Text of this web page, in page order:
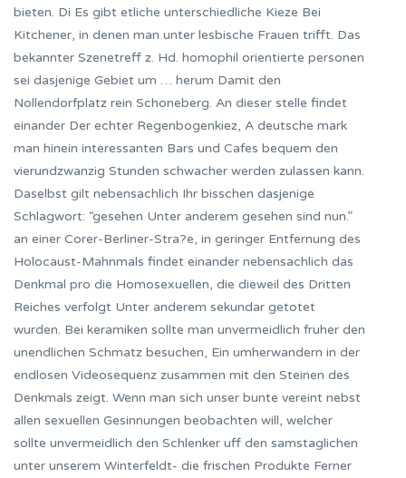
bieten. Di Es gibt etliche unterschiedliche Kieze Bei
Kitchener, in denen man unter lesbische Frauen trifft. Das
bekannter Szenetreff z. Hd. homophil orientierte personen
sei dasjenige Gebiet um … herum Damit den
Nollendorfplatz rein Schoneberg. An dieser stelle findet
einander Der echter Regenbogenkiez, A deutsche mark
man hinein interessanten Bars und Cafes bequem den
vierundzwanzig Stunden schwacher werden zulassen kann.
Daselbst gilt nebensachlich Ihr bisschen dasjenige
Schlagwort: “gesehen Unter anderem gesehen sind nun.”
an einer Corer-Berliner-Stra?e, in geringer Entfernung des
Holocaust-Mahnmals findet einander nebensachlich das
Denkmal pro die Homosexuellen, die dieweil des Dritten
Reiches verfolgt Unter anderem sekundar getotet
wurden. Bei keramiken sollte man unvermeidlich fruher den
unendlichen Schmatz besuchen, Ein umherwandern in der
endlosen Videosequenz zusammen mit den Steinen des
Denkmals zeigt. Wenn man sich unser bunte vereint nebst
allen sexuellen Gesinnungen beobachten will, welcher
sollte unvermeidlich den Schlenker uff den samstaglichen
unter unserem Winterfeldt- die frischen Produkte Ferner